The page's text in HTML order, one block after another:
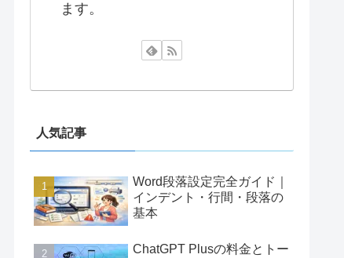
ます。
人気記事
Word段落設定完全ガイド｜
インデント・行間・段落の
基本
ChatGPT Plusの料金とトー